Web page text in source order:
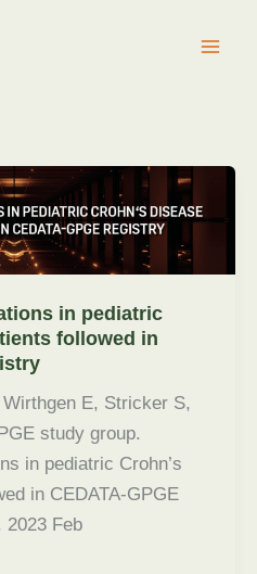
in pediatric
followed in
E, Stricker S,
study group.
in pediatric Crohn’s
in CEDATA-GPGE
2023 Feb